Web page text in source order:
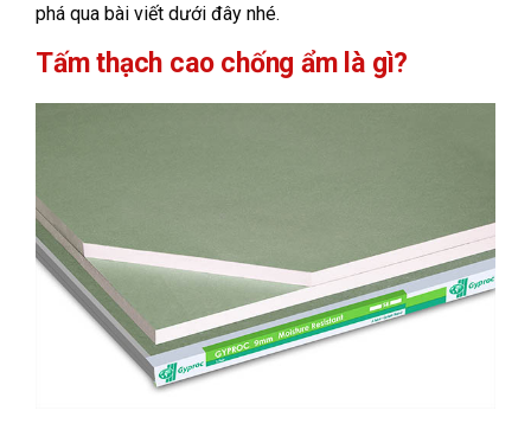
phá qua bài viết dưới đây nhé.
Tấm thạch cao chống ẩm là gì?